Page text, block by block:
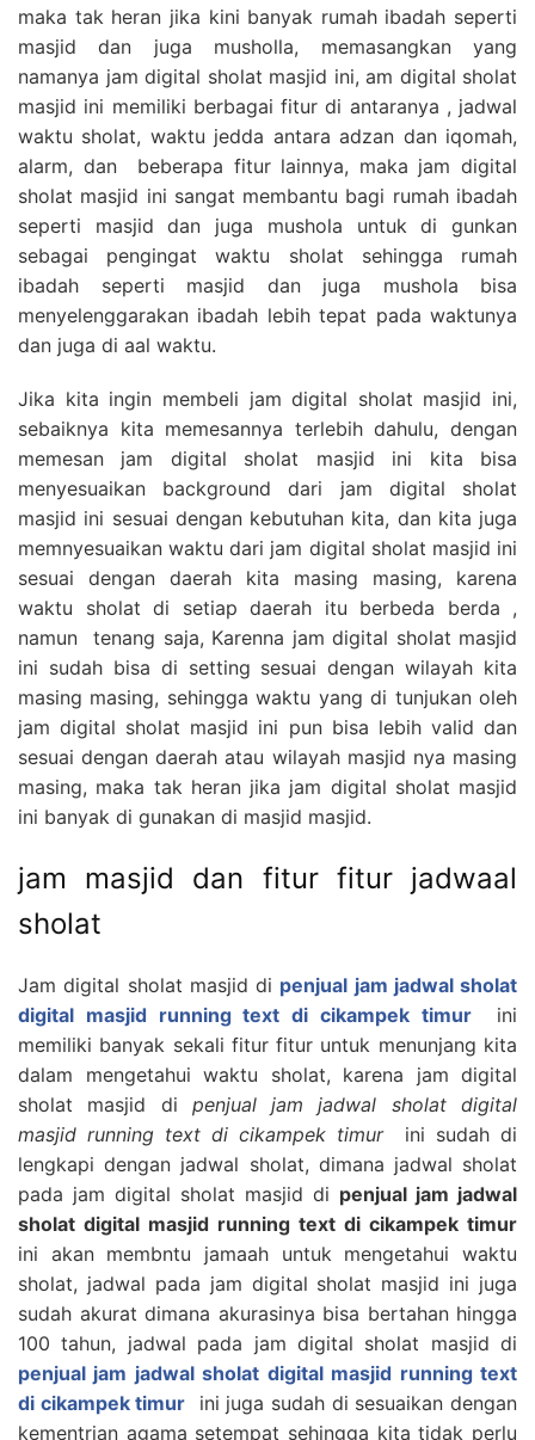
maka tak heran jika kini banyak rumah ibadah seperti
masjid dan juga musholla, memasangkan yang
namanya jam digital sholat masjid ini, am digital sholat
masjid ini memiliki berbagai fitur di antaranya , jadwal
waktu sholat, waktu jedda antara adzan dan iqomah,
alarm, dan beberapa fitur lainnya, maka jam digital
sholat masjid ini sangat membantu bagi rumah ibadah
seperti masjid dan juga mushola untuk di gunkan
sebagai pengingat waktu sholat sehingga rumah
ibadah seperti masjid dan juga mushola bisa
menyelenggarakan ibadah lebih tepat pada waktunya
dan juga di aal waktu.
Jika kita ingin membeli jam digital sholat masjid ini,
sebaiknya kita memesannya terlebih dahulu, dengan
memesan jam digital sholat masjid ini kita bisa
menyesuaikan background dari jam digital sholat
masjid ini sesuai dengan kebutuhan kita, dan kita juga
memnyesuaikan waktu dari jam digital sholat masjid ini
sesuai dengan daerah kita masing masing, karena
waktu sholat di setiap daerah itu berbeda berda ,
namun tenang saja, Karenna jam digital sholat masjid
ini sudah bisa di setting sesuai dengan wilayah kita
masing masing, sehingga waktu yang di tunjukan oleh
jam digital sholat masjid ini pun bisa lebih valid dan
sesuai dengan daerah atau wilayah masjid nya masing
masing, maka tak heran jika jam digital sholat masjid
ini banyak di gunakan di masjid masjid.
jam masjid dan fitur fitur jadwaal
sholat
Jam digital sholat masjid di penjual jam jadwal sholat
digital masjid running text di cikampek timur
ini
memiliki banyak sekali fitur fitur untuk menunjang kita
dalam mengetahui waktu sholat, karena jam digital
sholat masjid di penjual jam jadwal sholat digital
masjid running text di cikampek timur ini sudah di
lengkapi dengan jadwal sholat, dimana jadwal sholat
pada jam digital sholat masjid di penjual jam jadwal
sholat digital masjid running text di cikampek timur
ini akan membntu jamaah untuk mengetahui waktu
sholat, jadwal pada jam digital sholat masjid ini juga
sudah akurat dimana akurasinya bisa bertahan hingga
100 tahun, jadwal pada jam digital sholat masjid di
penjual jam jadwal sholat digital masjid running text
di cikampek timur ini juga sudah di sesuaikan dengan
kementrian agama setempat sehingga kita tidak perlu